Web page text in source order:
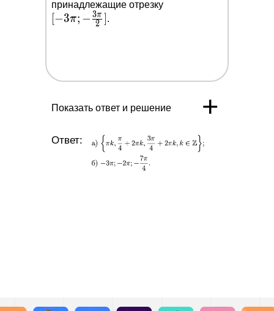
{3})+2 \cos
^2
принадлежащие отрезку
−3π; − 2
3π .
Показать ответ и решение +
Ответ: